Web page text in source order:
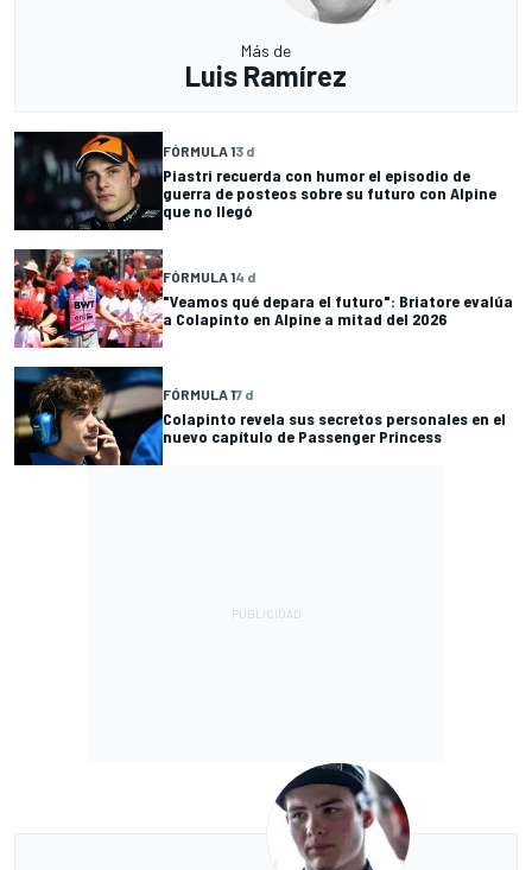
Más de
Luis Ramírez
FÓRMULA 13 d
Piastri recuerda con humor el episodio de
guerra de posteos sobre su futuro con Alpine
que no llegó
FÓRMULA 14 d
"Veamos qué depara el futuro": Briatore evalúa
a Colapinto en Alpine a mitad del 2026
FÓRMULA 17 d
Colapinto revela sus secretos personales en el
nuevo capítulo de Passenger Princess